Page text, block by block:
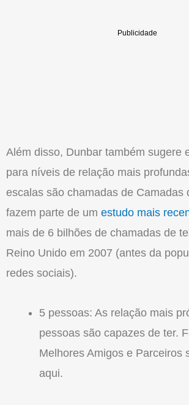
Além disso, Dunbar também sugere
para níveis de relação mais
escalas são chamadas de Camadas
fazem parte de um estudo mais
mais de 6 bilhões de chamadas de
Reino Unido em 2007 (antes da
redes sociais).
5 pessoas: As relação mais
pessoas são capazes de ter.
Melhores Amigos e Parceiros
aqui.